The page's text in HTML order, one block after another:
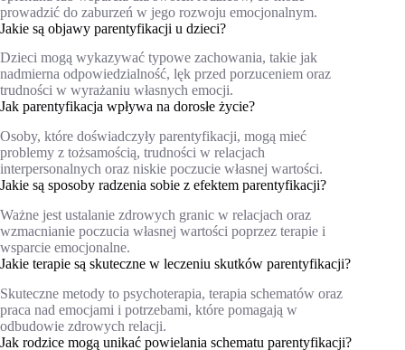
prowadzić do zaburzeń w jego rozwoju emocjonalnym.
Jakie są objawy parentyfikacji u dzieci?
Dzieci mogą wykazywać typowe zachowania, takie jak
nadmierna odpowiedzialność, lęk przed porzuceniem oraz
trudności w wyrażaniu własnych emocji.
Jak parentyfikacja wpływa na dorosłe życie?
Osoby, które doświadczyły parentyfikacji, mogą mieć
problemy z tożsamością, trudności w relacjach
interpersonalnych oraz niskie poczucie własnej wartości.
Jakie są sposoby radzenia sobie z efektem parentyfikacji?
Ważne jest ustalanie zdrowych granic w relacjach oraz
wzmacnianie poczucia własnej wartości poprzez terapie i
wsparcie emocjonalne.
Jakie terapie są skuteczne w leczeniu skutków parentyfikacji?
Skuteczne metody to psychoterapia, terapia schematów oraz
praca nad emocjami i potrzebami, które pomagają w
odbudowie zdrowych relacji.
Jak rodzice mogą unikać powielania schematu parentyfikacji?